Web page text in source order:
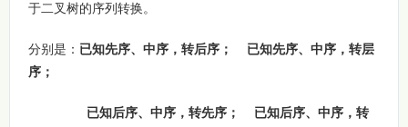
于二叉树的序列转换。
分别是： 已知先序、中序，转后序； 已知先序、中序，转层
序；
已知后序、中序，转先序； 已知后序、中序，转